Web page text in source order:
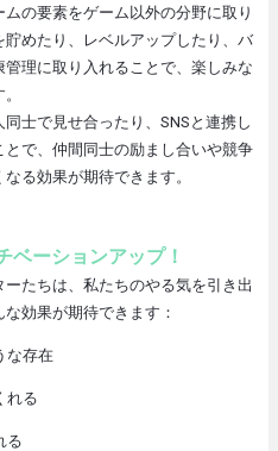
の要素をゲーム以外の分野に取り
めたり、レベルアップしたり、バ
理に取り入れることで、楽しみな
士で見せ合ったり、SNSと連携し
で、仲間同士の励まし合いや競争
る効果が期待できます。
ベーションアップ！
たちは、私たちのやる気を引き出
効果が期待できます：
な存在
れる
る